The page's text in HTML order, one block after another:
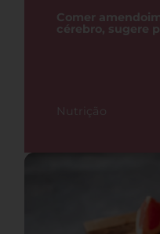
Comer
cérebro, sugere
Nutrição